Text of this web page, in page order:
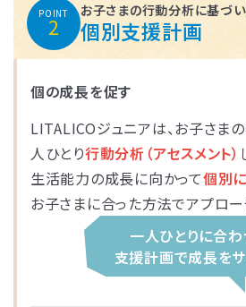
POINT
2
お子さまの行動分析に基づ
個別支援計画
個の成長を促す
LITALICOジュニアは、お子さま
人ひとり行動分析（アセスメント）
生活能力の成長に向かって個別
お子さまに合った方法でアプロー
一人ひとりに合
支援計画で成長を